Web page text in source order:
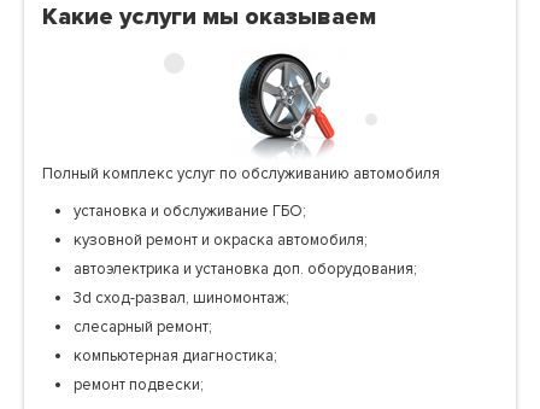
Какие услуги мы оказываем
Полный комплекс услуг по обслуживанию автомобиля
установка и обслуживание ГБО;
кузовной ремонт и окраска автомобиля;
автоэлектрика и установка доп. оборудования;
3d сход-развал, шиномонтаж;
слесарный ремонт;
компьютерная диагностика;
ремонт подвески;